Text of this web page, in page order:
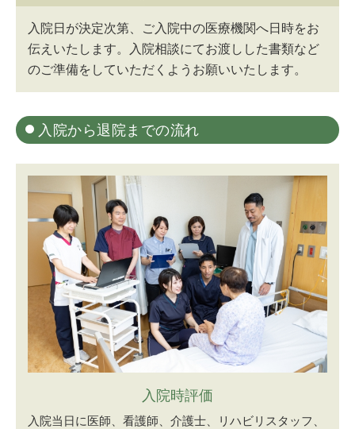
入院日が決定次第、ご入院中の医療機関へ日時をお
伝えいたします。入院相談にてお渡しした書類など
のご準備をしていただくようお願いいたします。
入院から退院までの流れ
入院時評価
入院当日に医師、看護師、介護士、リハビリスタッフ、